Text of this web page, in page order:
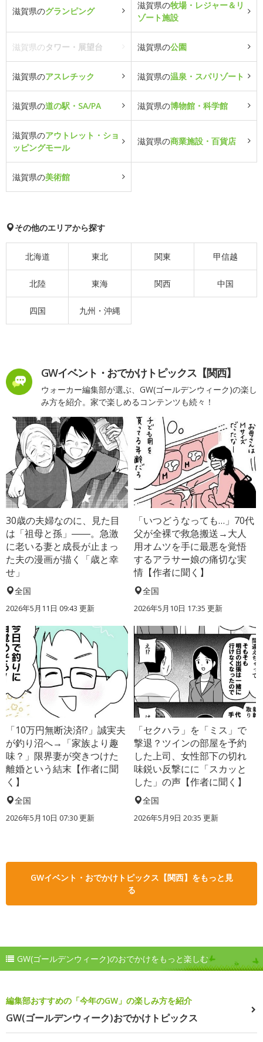
滋賀県のグランピング
滋賀県の牧場・レジャー＆リ
ゾート施設
滋賀県のタワー・展望台 滋賀県の公園
滋賀県のアスレチック 滋賀県の温泉・スパリゾート
滋賀県の道の駅・SA/PA 滋賀県の博物館・科学館
滋賀県のアウトレット・ショ
ッピングモール
滋賀県の商業施設・百貨店
滋賀県の美術館
その他のエリアから探す
北海道 東北 関東 甲信越
北陸 東海 関西 中国
四国 九州・沖縄
GWイベント・おでかけトピックス【関西】
ウォーカー編集部が選ぶ、GW(ゴールデンウィーク)の楽し
み方を紹介。家で楽しめるコンテンツも続々！
30歳の夫婦なのに、見た目
は「祖母と孫」――。急激
に老いる妻と成長が止まっ
た夫の漫画が描く「歳と幸
せ」
全国
2026年5月11日 09:43 更新
「いつどうなっても…」70代
父が全裸で救急搬送→大人
用オムツを手に最悪を覚悟
するアラサー娘の痛切な実
情【作者に聞く】
全国
2026年5月10日 17:35 更新
「10万円無断決済!?」誠実夫
が釣り沼へ→「家族より趣
味？」限界妻が突きつけた
離婚という結末【作者に聞
く】
全国
2026年5月10日 07:30 更新
「セクハラ」を「ミス」で
撃退？ツインの部屋を予約
した上司、女性部下の切れ
味鋭い反撃にに「スカッと
した」の声【作者に聞く】
全国
2026年5月9日 20:35 更新
GWイベント・おでかけトピックス【関西】をもっと見
る
GW(ゴールデンウィーク)のおでかけをもっと楽しむ
編集部おすすめの「今年のGW」の楽しみ方を紹介
GW(ゴールデンウィーク)おでかけトピックス